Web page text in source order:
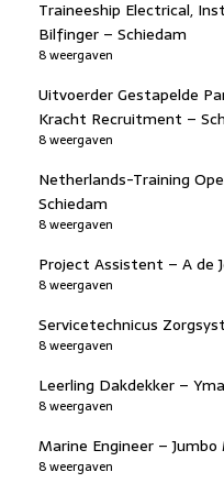
Traineeship Electrical,
Bilfinger – Schiedam
8 weergaven
Uitvoerder Gestapelde
Kracht Recruitment –
8 weergaven
Netherlands-Training
Schiedam
8 weergaven
Project Assistent – A de
8 weergaven
Servicetechnicus
8 weergaven
Leerling Dakdekker –
8 weergaven
Marine Engineer –
8 weergaven